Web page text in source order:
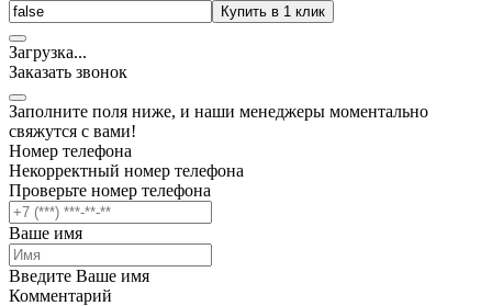
Купить в 1 клик
Загрузка...
Заказать звонок
Заполните поля ниже, и наши менеджеры моментально
свяжутся с вами!
Номер телефона
Некорректный номер телефона
Проверьте номер телефона
Ваше имя
Введите Ваше имя
Комментарий